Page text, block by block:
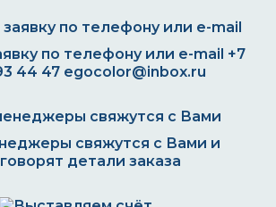
по телефону или e-mail +7
44 47 egocolor@inbox.ru
свяжутся с Вами и
детали заказа